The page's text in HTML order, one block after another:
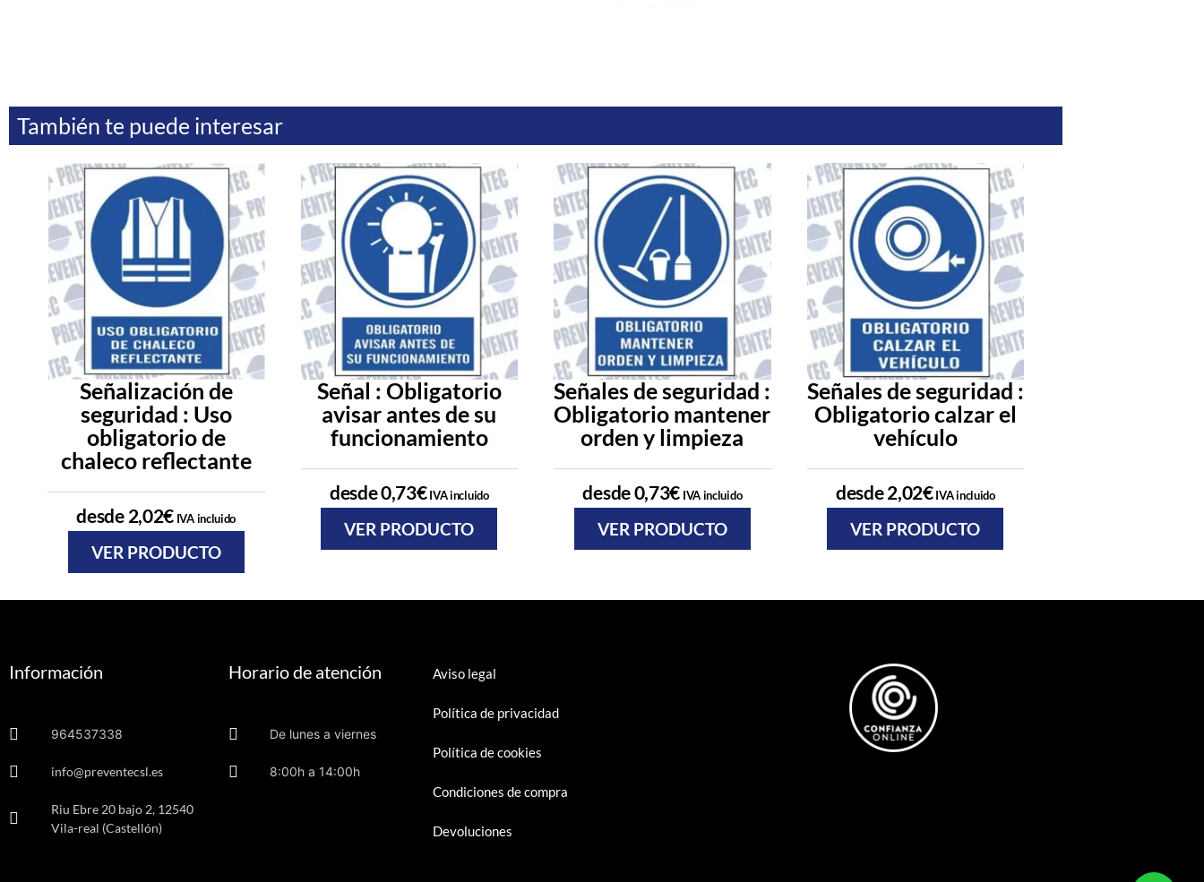
También te puede interesar
Señalización de
seguridad : Uso
obligatorio de
chaleco reflectante
desde 2,02€ IVA incluido
VER PRODUCTO
Señal : Obligatorio
avisar antes de su
funcionamiento
desde0,73€IVA incluido
VER PRODUCTO
Señales de seguridad :
Obligatorio mantener
orden y limpieza
desde0,73€ IVA incluido
VER PRODUCTO
Señales de seguridad :
Obligatorio calzar el
vehículo
desde2,02€IVA incluido
VER PRODUCTO
Información
964537338
info@preventecsl.es
Riu Ebre 20 bajo 2, 12540
Vila-real (Castellón)
Horario de atención
De lunes a viernes
8:00h a 14:00h
Aviso legal
Política de privacidad
Política de cookies
Condiciones de compra
Devoluciones